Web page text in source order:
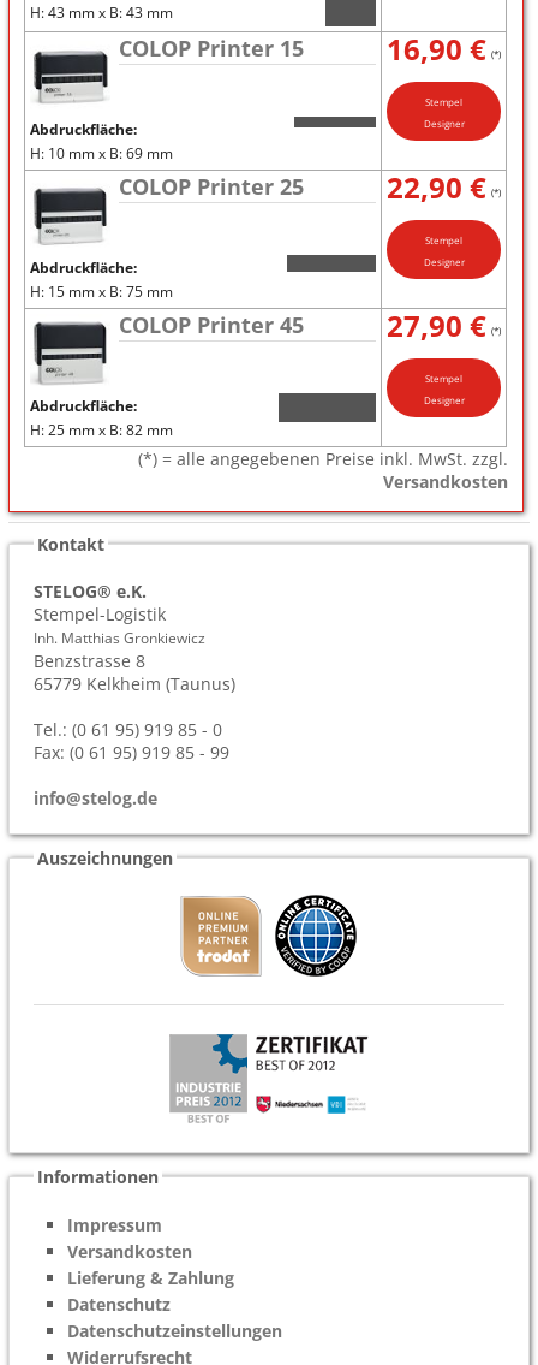
H: 43 mm x B: 43 mm
COLOP Printer 15
Abdruckfläche:
H: 10 mm x B: 69 mm
16,90 € (*)
Stempel
Designer
COLOP Printer 25
Abdruckfläche:
H: 15 mm x B: 75 mm
22,90 € (*)
Stempel
Designer
COLOP Printer 45
Abdruckfläche:
H: 25 mm x B: 82 mm
27,90 € (*)
Stempel
Designer
(*) = alle angegebenen Preise inkl. MwSt. zzgl.
Versandkosten
Kontakt
STELOG® e.K.
Stempel-Logistik
Inh. Matthias Gronkiewicz
Benzstrasse 8
65779 Kelkheim (Taunus)
Tel.: (0 61 95) 919 85 - 0
Fax: (0 61 95) 919 85 - 99
info@stelog.de
Auszeichnungen
Informationen
Impressum
Versandkosten
Lieferung & Zahlung
Datenschutz
Datenschutzeinstellungen
Widerrufsrecht